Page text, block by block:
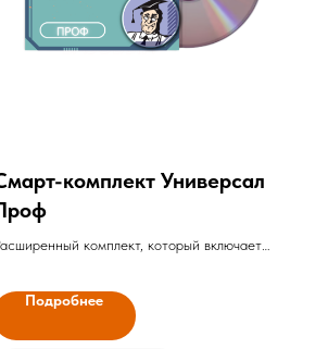
комплект Универсал
комплект, который включает
инстанций и аналитические материалы, в том
по госзакупкам. Полностью охватывает
региона и Конструктора
Подробнее